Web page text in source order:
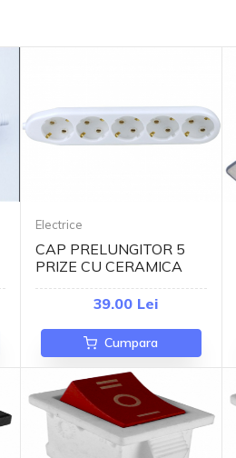
Electrice
CAP PRELUNGITOR 5
PRIZE CU CERAMICA
39.00 Lei
Cumpara